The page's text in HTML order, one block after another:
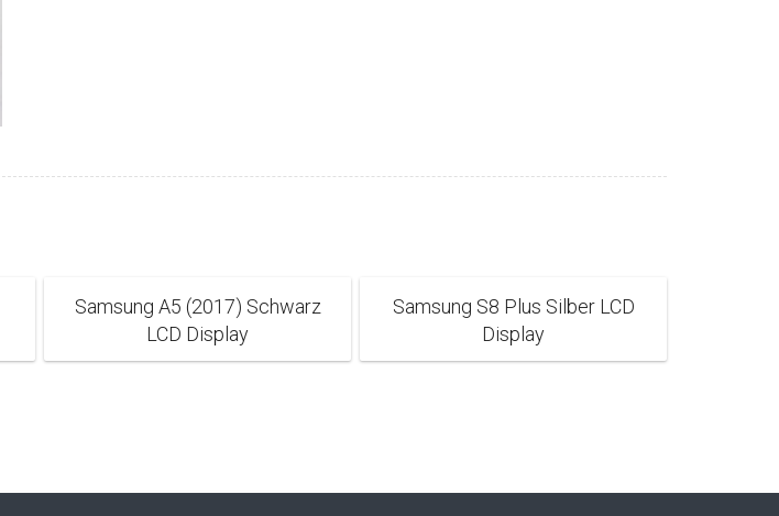
Samsung A5 (2017) Schwarz
LCD Display
Samsung S8 Plus Silber LCD
Display